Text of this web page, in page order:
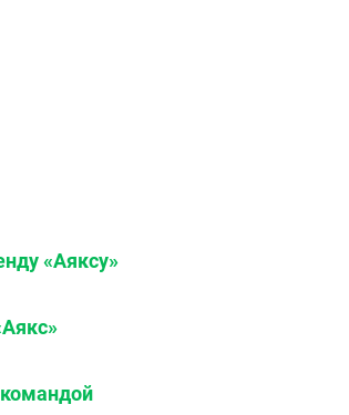
«Аяксу»